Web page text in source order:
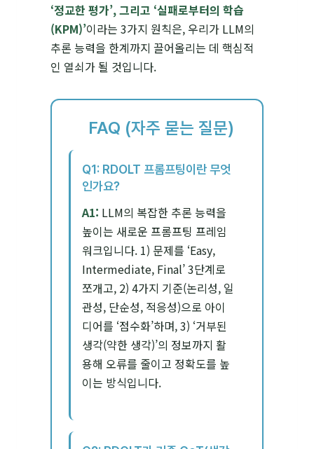
‘정교한 평가’, 그리고 ‘실패로부터의 학습
(KPM)’이라는 3가지 원칙은, 우리가 LLM의
추론 능력을 한계까지 끌어올리는 데 핵심적
인 열쇠가 될 것입니다.
FAQ (자주 묻는 질문)
Q1: RDOLT 프롬프팅이란 무엇
인가요?
A1: LLM의 복잡한 추론 능력을
높이는 새로운 프롬프팅 프레임
워크입니다. 1) 문제를 ‘Easy,
Intermediate, Final’ 3단계로
쪼개고, 2) 4가지 기준(논리성, 일
관성, 단순성, 적응성)으로 아이
디어를 ‘점수화’하며, 3) ‘거부된
생각(약한 생각)’의 정보까지 활
용해 오류를 줄이고 정확도를 높
이는 방식입니다.